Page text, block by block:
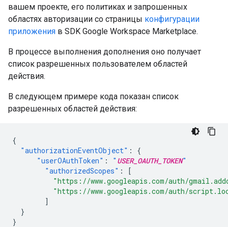
вашем проекте, его политиках и запрошенных
областях авторизации со страницы конфигурации
приложения в SDK Google Workspace Marketplace.
В процессе выполнения дополнения оно получает
список разрешенных пользователем областей
действия.
В следующем примере кода показан список
разрешенных областей действия:
{
"authorizationEventObject" :
{
"userOAuthToken" : " USER_OAUTH_TOKEN"
"authorizedScopes" :
[
"https://www.googleapis.com/auth/
"https://www.googleapis.com/auth/
]
}
}